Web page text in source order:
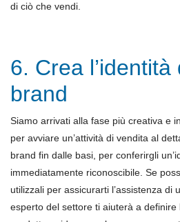
di ciò che vendi.
6. Crea l’identità
brand
Siamo arrivati alla fase più creativa e
per avviare un’attività di vendita al
brand fin dalle basi, per conferirgli
immediatamente riconoscibile. Se
utilizzali per assicurarti l’assistenza di
esperto del settore ti aiuterà a definire